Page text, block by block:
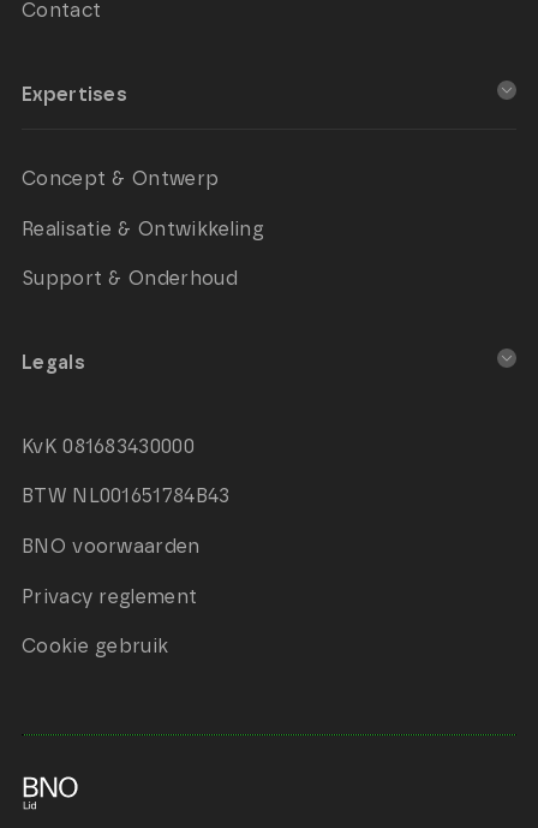
Contact
Expertises
Concept & Ontwerp
Realisatie & Ontwikkeling
Support & Onderhoud
Legals
KvK 081683430000
BTW NL001651784B43
BNO voorwaarden
Privacy reglement
Cookie gebruik